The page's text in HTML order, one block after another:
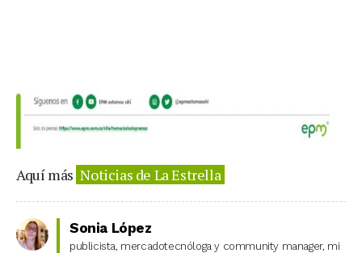
Aquí más Noticias de La Estrella
Sonia López
publicista, mercadotecnóloga y community manager, mi